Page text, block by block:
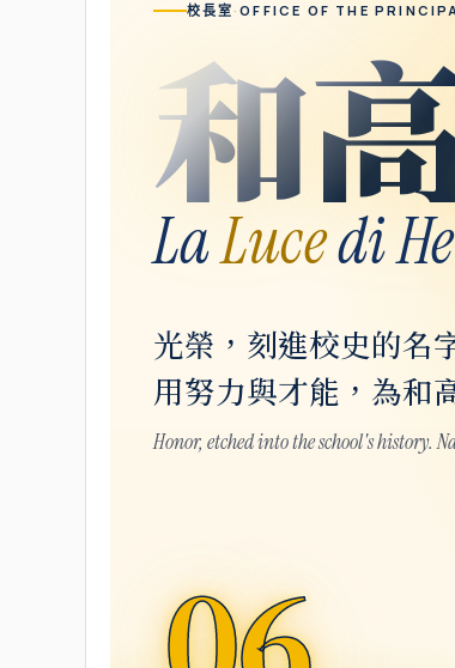
校長室·OFFICE OF THE
和
LaLucedi
光榮，刻進校史的
用努力與才能，為和
Honor, etched into the school's history.